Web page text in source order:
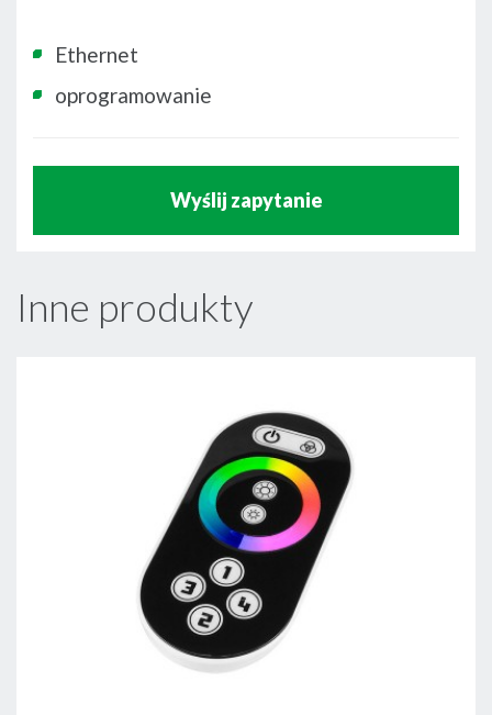
Ethernet
oprogramowanie
Wyślij zapytanie
Inne produkty